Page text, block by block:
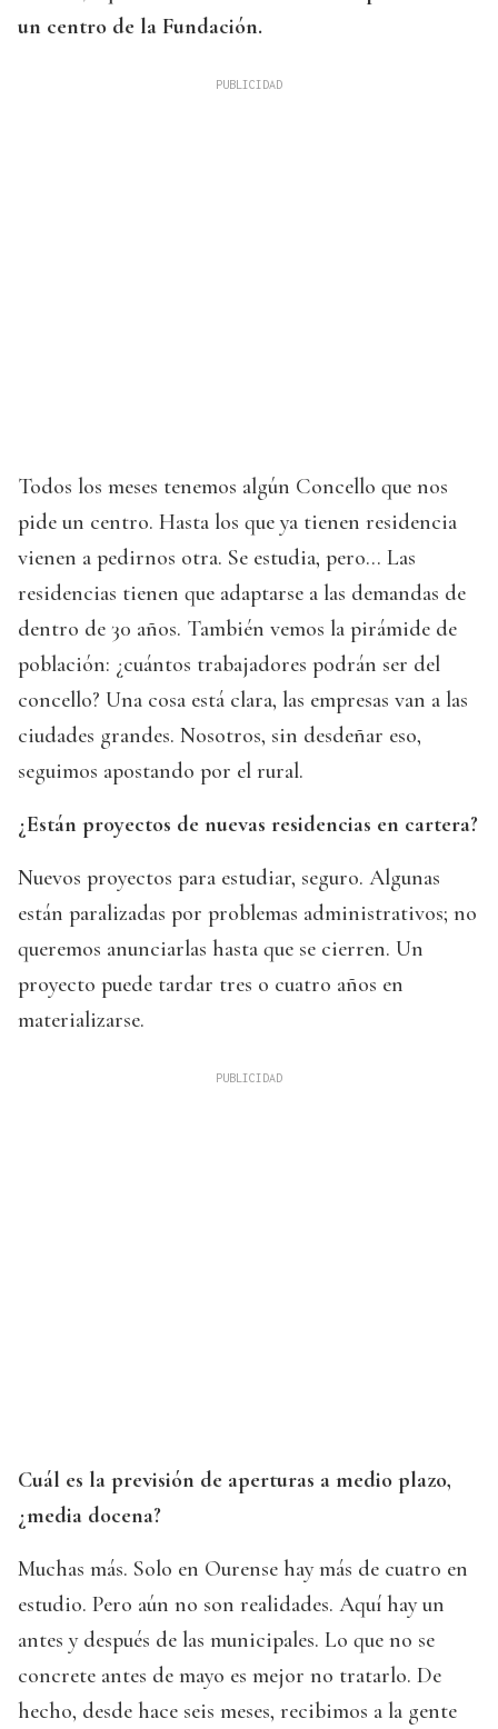
un centro de la Fundación.
Todos los meses tenemos algún Concello que nos
pide un centro. Hasta los que ya tienen residencia
vienen a pedirnos otra. Se estudia, pero... Las
residencias tienen que adaptarse a las demandas de
dentro de 30 años. También vemos la pirámide de
población: ¿cuántos trabajadores podrán ser del
concello? Una cosa está clara, las empresas van a las
ciudades grandes. Nosotros, sin desdeñar eso,
seguimos apostando por el rural.
¿Están proyectos de nuevas residencias en cartera?
Nuevos proyectos para estudiar, seguro. Algunas
están paralizadas por problemas administrativos; no
queremos anunciarlas hasta que se cierren. Un
proyecto puede tardar tres o cuatro años en
materializarse.
Cuál es la previsión de aperturas a medio plazo,
¿media docena?
Muchas más. Solo en Ourense hay más de cuatro en
estudio. Pero aún no son realidades. Aquí hay un
antes y después de las municipales. Lo que no se
concrete antes de mayo es mejor no tratarlo. De
hecho, desde hace seis meses, recibimos a la gente